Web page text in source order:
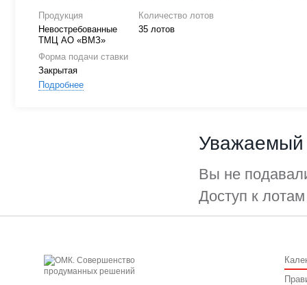
Продукция
Невостребованные
ТМЦ АО «ВМЗ»
Количество лотов
35 лотов
Форма подачи ставки
Закрытая
Подробнее
Уважаемый
Вы не
Доступ к